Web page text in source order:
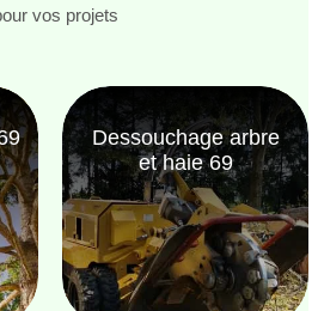
vos projets
Dessouchage arbre
et haie 69